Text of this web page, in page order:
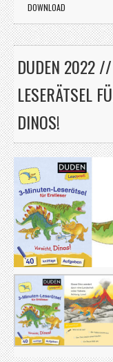
DOWNLOAD
DUDEN 2022
LESERÄTSEL
DINOS!